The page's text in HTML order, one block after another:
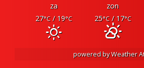
za zon
27°C/ 19°C 25°C/ 17°C
powered byWeather